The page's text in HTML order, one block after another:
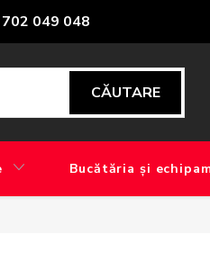
049 048
dintre șlefuirea industrială și
CĂUTARE
Bucătăria și